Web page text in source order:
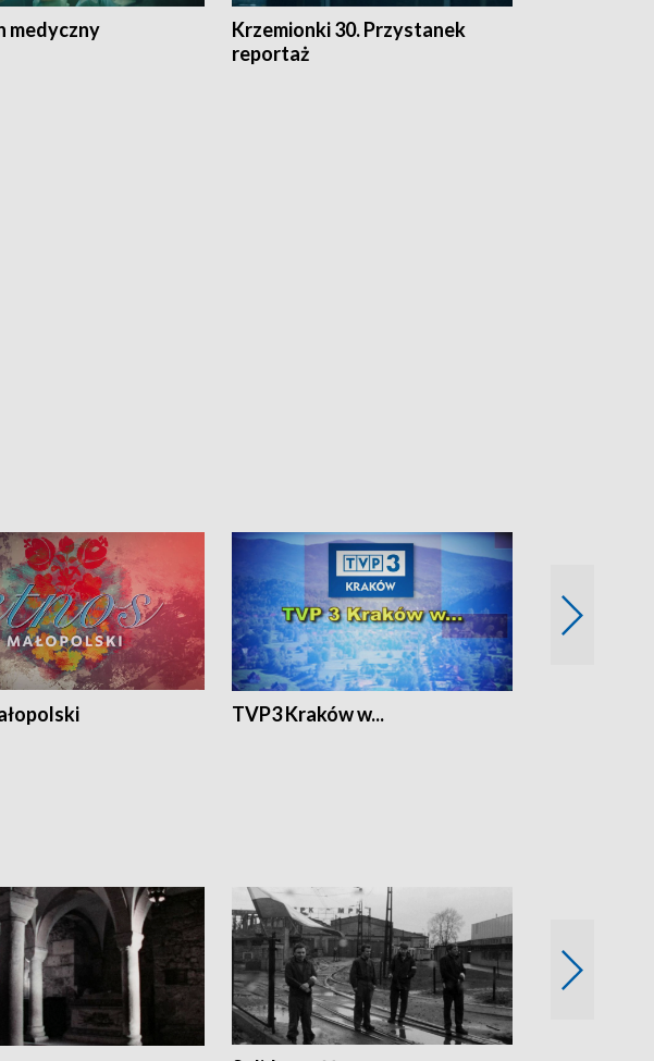
medyczny
Krzemionki 30. Przystanek
reportaż
TVP3 Kraków w...